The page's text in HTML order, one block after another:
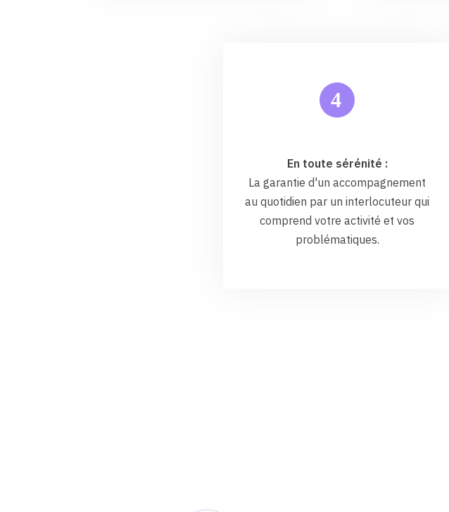
4
En toute sérénité :
La garantie d'un accompagnement
au quotidien par un interlocuteur qui
comprend votre activité et vos
problématiques.